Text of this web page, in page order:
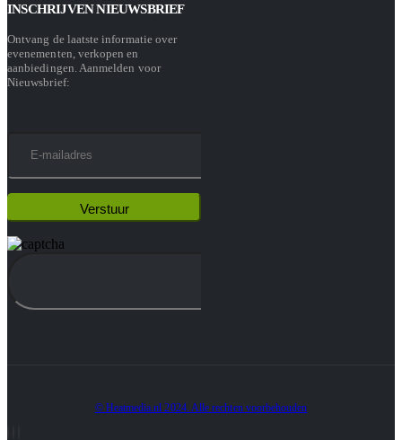
INSCHRIJVEN NIEUWSBRIEF
Ontvang de laatste informatie over
evenementen, verkopen en
aanbiedingen. Aanmelden voor
Nieuwsbrief:
© Heatmedia.nl 2024. Alle rechten voorbehouden